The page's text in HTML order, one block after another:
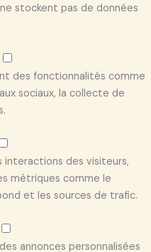
stockent pas de données
des fonctionnalités comme
sociaux, la collecte de
interactions des visiteurs,
métriques comme le
et les sources de trafic.
annonces personnalisées